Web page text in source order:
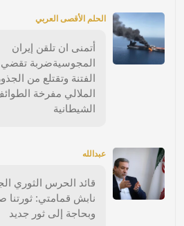
الحلم الأقصى العربي
أتمنى ان تلقن إيران
المجوسيةضربة
الفتنة وتقتلع من
الملالي مفرخة
الشيطانية
عبدالله
قائد الحرس الثوري
نابش قمامتي: ثورتنا
وبحاجة إلى ثور جديد